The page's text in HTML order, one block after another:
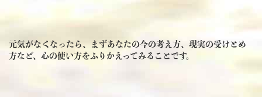
元気がなくなったら、まずあなたの今の考え方、現実の受けとめ
方など、心の使い方をふりかえってみることです。